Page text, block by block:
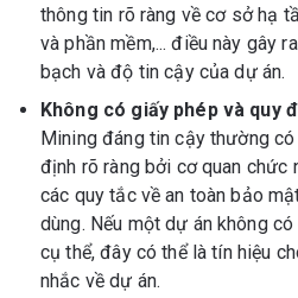
thông tin rõ ràng về cơ sở hạ
và phần mềm,... điều này gây
bạch và độ tin cậy của dự án.
Không có giấy phép và quy
Mining đáng tin cậy thường
định rõ ràng bởi cơ quan chức
các quy tắc về an toàn bảo
dùng. Nếu một dự án không
cụ thể, đây có thể là tín hiệu
nhắc về dự án.